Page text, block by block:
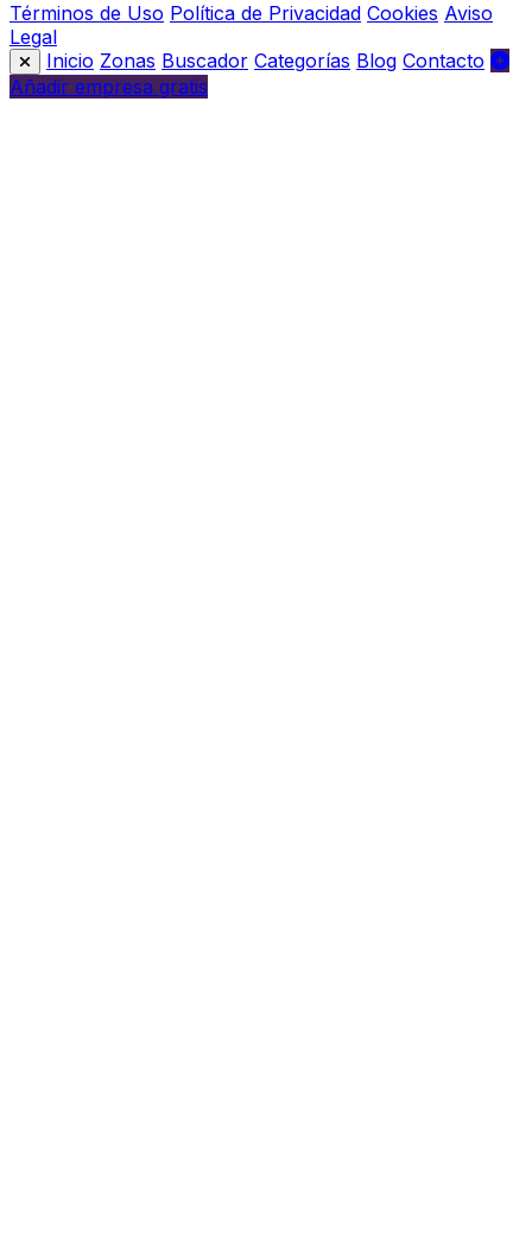
Términos de Uso Política de Privacidad Cookies Aviso
Legal
Inicio Zonas Buscador Categorías Blog Contacto
Añadir empresa gratis